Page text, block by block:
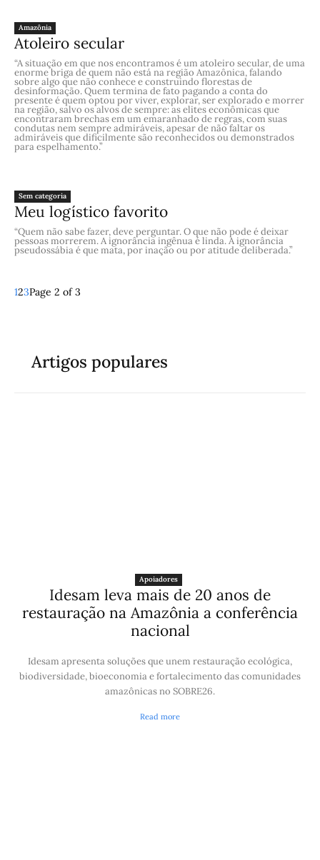
Amazônia
Atoleiro secular
​“A situação em que nos encontramos é um atoleiro secular, de uma
enorme briga de quem não está na região Amazônica, falando
sobre algo que não conhece e construindo florestas de
desinformação. Quem termina de fato pagando a conta do
presente é quem optou por viver, explorar, ser explorado e morrer
na região, salvo os alvos de sempre: as elites econômicas que
encontraram brechas em um emaranhado de regras, com suas
condutas nem sempre admiráveis, apesar de não faltar os
admiráveis que dificilmente são reconhecidos ou demonstrados
para espelhamento.”
Sem categoria
Meu logístico favorito
“Quem não sabe fazer, deve perguntar. O que não pode é deixar
pessoas morrerem. A ignorância ingênua é linda. A ignorância
pseudossábia é que mata, por inação ou por atitude deliberada.”
123Page 2 of 3
Artigos populares
Apoiadores
Idesam leva mais de 20 anos de
restauração na Amazônia a conferência
nacional
Idesam apresenta soluções que unem restauração ecológica,
biodiversidade, bioeconomia e fortalecimento das comunidades
amazônicas no SOBRE26.
Read more